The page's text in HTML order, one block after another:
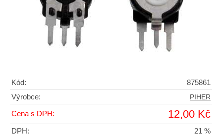
Kód:
875861
Výrobce:
PIHER
Cena s DPH: 12,00 Kč
DPH:
21 %